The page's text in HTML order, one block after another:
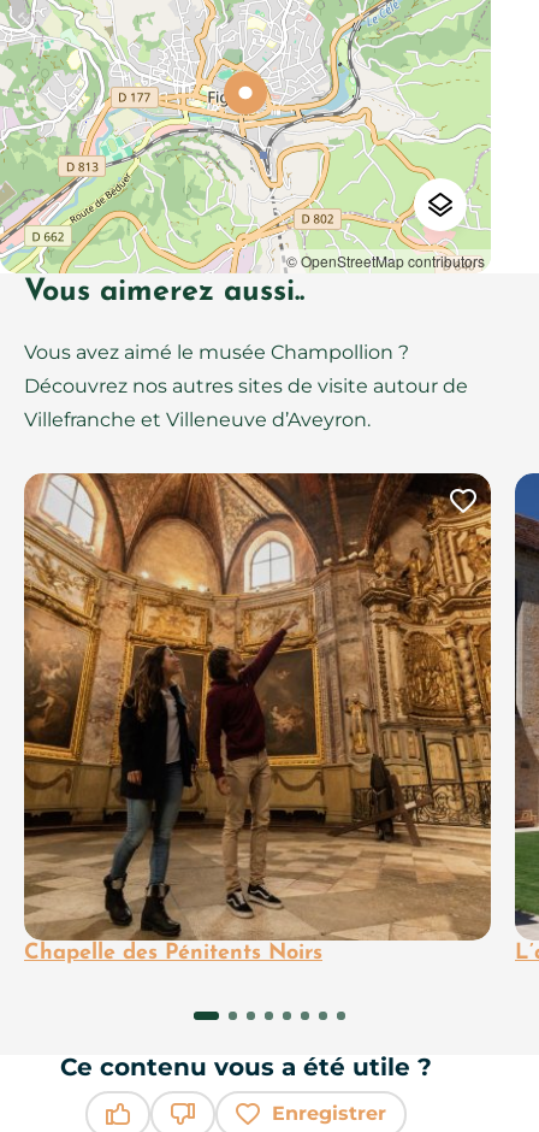
© OpenStreetMap contributors
Vous aimerez aussi..
Vous avez aimé le musée Champollion ?
Découvrez nos autres sites de visite autour de
Villefranche et Villeneuve d’Aveyron.
Chapelle des Pénitents Noirs
Ce contenu vous a été utile ?
Enregistrer